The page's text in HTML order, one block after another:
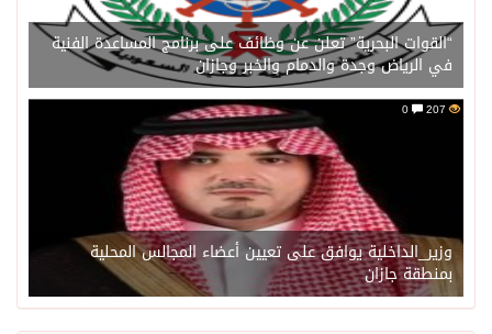
“القوات البحرية” تعلن عن وظائف على برنامج المساعدة الفنية
في الرياض وجدة والدمام والخبر وجازان
207
وزير_الداخلية يوافق على تعيين أعضاء المجالس المحلية
بمنطقة جازان